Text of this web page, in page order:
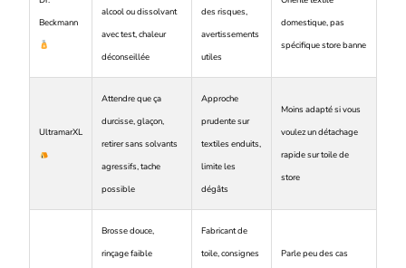
Beckmann
alcool ou dissolvant
avec test, chaleur
déconseillée
des risques,
avertissements
utiles
domestique, pas
spécifique store banne
UltramarXL
Attendre que ça
durcisse, glaçon,
retirer sans solvants
agressifs, tache
possible
Approche
prudente sur
textiles enduits,
limite les
dégâts
Moins adapté si vous
voulez un détachage
rapide sur toile de
store
Brosse douce,
rinçage faible
Fabricant de
toile, consignes
Parle peu des cas